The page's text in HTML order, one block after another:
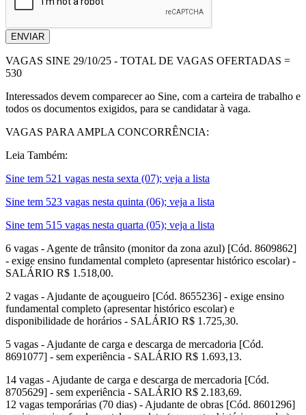
ENVIAR
VAGAS SINE 29/10/25 - TOTAL DE VAGAS OFERTADAS =
530
Interessados devem comparecer ao Sine, com a carteira de trabalho e
todos os documentos exigidos, para se candidatar à vaga.
VAGAS PARA AMPLA CONCORRÊNCIA:
Leia Também:
Sine tem 521 vagas nesta sexta (07); veja a lista
Sine tem 523 vagas nesta quinta (06); veja a lista
Sine tem 515 vagas nesta quarta (05); veja a lista
6 vagas - Agente de trânsito (monitor da zona azul) [Cód. 8609862]
- exige ensino fundamental completo (apresentar histórico escolar) -
SALÁRIO R$ 1.518,00.
2 vagas - Ajudante de açougueiro [Cód. 8655236] - exige ensino
fundamental completo (apresentar histórico escolar) e
disponibilidade de horários - SALÁRIO R$ 1.725,30.
5 vagas - Ajudante de carga e descarga de mercadoria [Cód.
8691077] - sem experiência - SALÁRIO R$ 1.693,13.
14 vagas - Ajudante de carga e descarga de mercadoria [Cód.
8705629] - sem experiência - SALÁRIO R$ 2.183,69.
12 vagas temporárias (70 dias) - Ajudante de obras [Cód. 8601296]